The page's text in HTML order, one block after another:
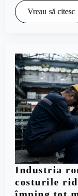
Vreau să citesc
Industria
costurile